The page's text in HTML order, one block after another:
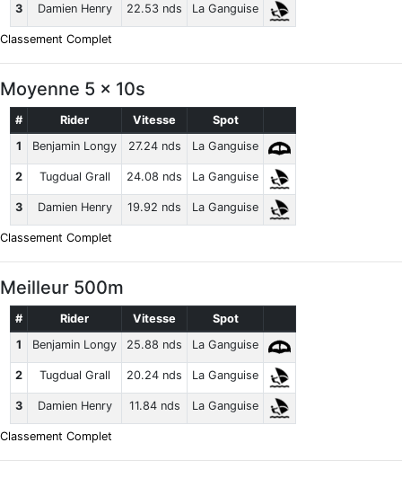
3 Damien Henry 22.53 nds La Ganguise
Classement Complet
Moyenne 5 x 10s
# Rider Vitesse
Spot
1
Benjamin Longy 27.24 nds La Ganguise
2 Tugdual Grall 24.08 nds La Ganguise
3 Damien Henry 19.92 nds La Ganguise
Classement Complet
Meilleur 500m
# Rider Vitesse
Spot
1
Benjamin Longy 25.88 nds La Ganguise
2 Tugdual Grall 20.24 nds La Ganguise
3 Damien Henry 11.84 nds La Ganguise
Classement Complet